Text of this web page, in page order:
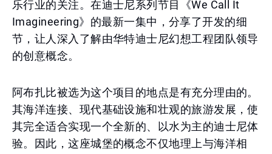
乐行业的关注。在迪士尼系列节目《We Call It
Imagineering》的最新一集中，分享了开发的细
节，让人深入了解由华特迪士尼幻想工程团队领导
的创意概念。
阿布扎比被选为这个项目的地点是有充分理由的。
其海洋连接、现代基础设施和壮观的旅游发展，使
其完全适合实现一个全新的、以水为主的迪士尼体
验。因此，这座城堡的概念不仅地理上与海洋相